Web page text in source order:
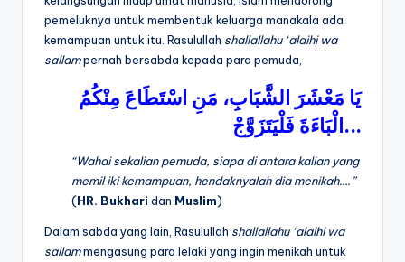
pemeluknya untuk membentuk keluarga manakala ada
kemampuan untuk itu. Rasulullah shallallahu ‘alaihi wa
sallampernah bersabda kepada para pemuda,
يَا مَعْشَرَ الشَّبَابِ، مَنِ اسْتَطَاعَ مِنْكُمُ
الْبَاءَةَ فَلْيَتَزَوَّجْ ...
“Wahai sekalian pemuda, siapa di antara kalian yang
memil iki kemampuan, hendaknyalah dia menikah….”
(HR. Bukhari dan Muslim)
Dalam sabda yang lain, Rasulullah shallallahu ‘alaihi wa
sallammengasung para lelaki yang ingin menikah untuk